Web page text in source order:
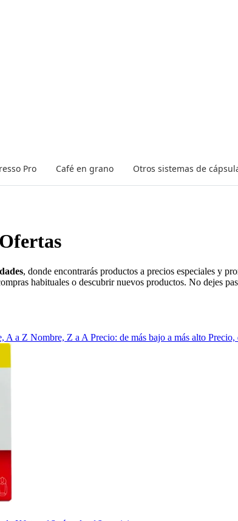
Pro Café en grano Otros sistemas de
, donde encontrarás productos a precios especiales y
habituales o descubrir nuevos productos. No dejes
A a Z Nombre, Z a A Precio: de más bajo a más alto Precio,